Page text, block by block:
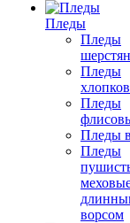
Пледы
Пледы
Пледы
Пледы
Пледы
Пледы
ворсом